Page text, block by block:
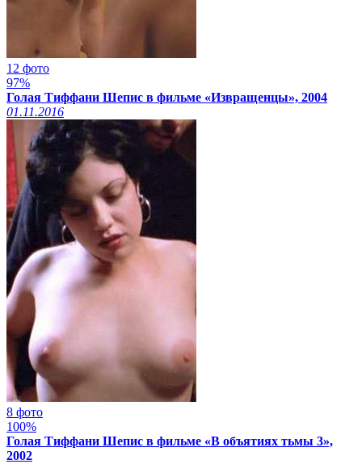
12 фото
97%
Голая Тиффани Шепис в фильме «Извращенцы», 2004
01.11.2016
8 фото
100%
Голая Тиффани Шепис в фильме «В объятиях тьмы 3»,
2002